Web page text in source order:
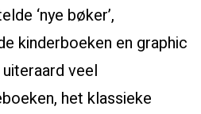
‘nye bøker’,
kinderboeken en graphic
veel
het klassieke